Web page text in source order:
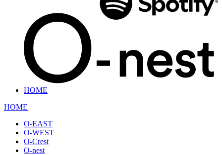
HOME
HOME
O-EAST
O-WEST
O-Crest
O-nest